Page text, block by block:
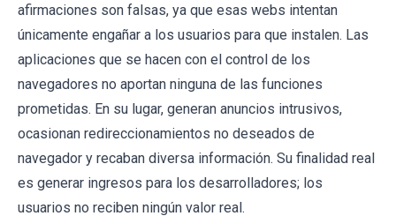
afirmaciones son falsas, ya que esas webs intentan
únicamente engañar a los usuarios para que instalen. Las
aplicaciones que se hacen con el control de los
navegadores no aportan ninguna de las funciones
prometidas. En su lugar, generan anuncios intrusivos,
ocasionan redireccionamientos no deseados de
navegador y recaban diversa información. Su finalidad real
es generar ingresos para los desarrolladores; los
usuarios no reciben ningún valor real.